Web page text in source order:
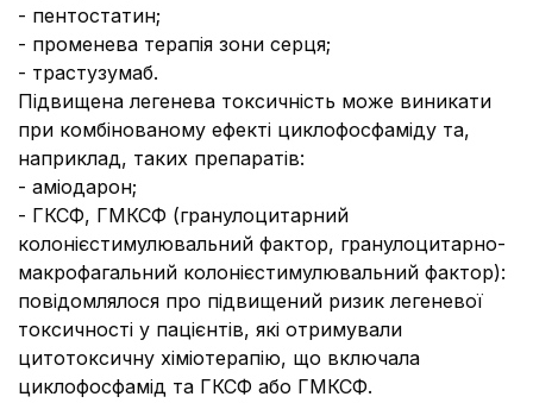
- пентостатин;
- променева терапія зони серця;
- трастузумаб.
Підвищена легенева токсичність може виникати
при комбінованому ефекті циклофосфаміду та,
наприклад, таких препаратів:
- аміодарон;
- ГКСФ, ГМКСФ (гранулоцитарний
колонієстимулювальний фактор, гранулоцитарно-
макрофагальний колонієстимулювальний фактор):
повідомлялося про підвищений ризик легеневої
токсичності у пацієнтів, які отримували
цитотоксичну хіміотерапію, що включала
циклофосфамід та ГКСФ або ГМКСФ.